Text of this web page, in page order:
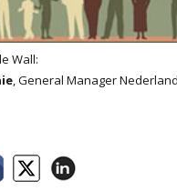
Wall:
, General Manager